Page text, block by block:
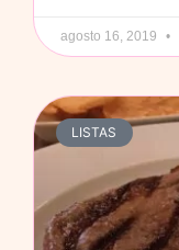
agosto 16, 2019
LISTAS